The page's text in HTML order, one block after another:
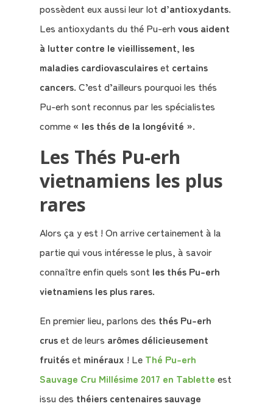
possèdent eux aussi leur lot d’antioxydants.
Les antioxydants du thé Pu-erhvous aident
à lutter contre le vieillissement, les
maladies cardiovasculaireset certains
cancers. C’est d’ailleurs pourquoi les thés
Pu-erh sont reconnus par les spécialistes
comme« les thés de la longévité ».
Les Thés Pu-erh
vietnamiens les plus
rares
Alors ça y est ! On arrive certainement à la
partie qui vous intéresse le plus, à savoir
connaître enfin quels sont les thés Pu-erh
vietnamiens les plus rares.
En premier lieu, parlons des thés Pu-erh
cruset de leurs arômes délicieusement
fruitéset minéraux ! LeThé Pu-erh
Sauvage Cru Millésime 2017 en Tablette est
issu des théiers centenaires sauvage